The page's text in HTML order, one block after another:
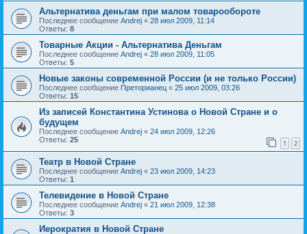
Альтернатива деньгам при малом товарообороте
Последнее сообщение Andrej « 28 июл 2009, 11:14
Ответы: 8
Товарные Акции - Альтернатива Деньгам
Последнее сообщение Andrej « 28 июл 2009, 11:05
Ответы: 5
Новые законы современной России (и не только России)
Последнее сообщение Преторианец « 25 июл 2009, 03:26
Ответы: 15
Из записей Константина Устинова о Новой Стране и о
будущем
Последнее сообщение Andrej « 24 июл 2009, 12:26
Ответы: 25 1 2
Театр в Новой Стране
Последнее сообщение Andrej « 23 июл 2009, 14:23
Ответы: 1
Телевидение в Новой Стране
Последнее сообщение Andrej « 21 июл 2009, 12:38
Ответы: 3
Иерократия в Новой Стране